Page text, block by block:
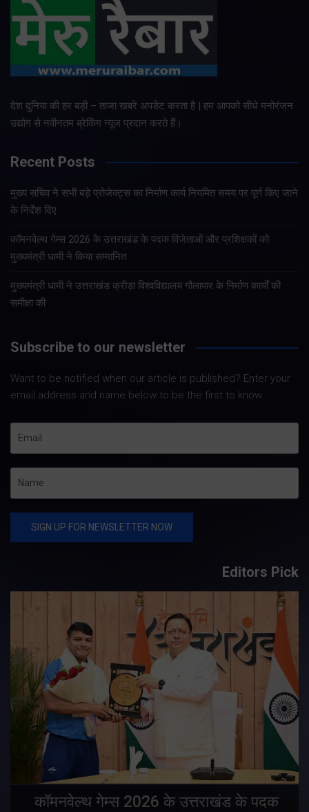
देश दुनिया की हर बड़ी – ताजा खबरे अपडेट करता है | हम आपको सीधे मनोरंजन
उद्योग से नवीनतम ब्रेकिंग न्यूज प्रदान करते हैं।
Recent Posts
मुख्य सचिव ने सभी बड़े प्रोजेक्ट्स का निर्माण कार्य नियमित समय पर पूर्ण किए जाने
के निर्देश दिए
कॉमनवेल्थ गेम्स 2026 के उत्तराखंड के पदक विजेताओं और प्रशिक्षकों को
मुख्यमंत्री धामी ने किया सम्मानित
मुख्यमंत्री धामी ने उत्तराखंड क्रीड़ा विश्वविद्यालय गौलापार के निर्माण कार्यों की
समीक्षा की
Subscribe to our newsletter
Want to be notified when our article is published? Enter your
email address and name below to be the first to know.
Editors Pick
कॉमनवेल्थ गेम्स 2026 के उत्तराखंड के पदक